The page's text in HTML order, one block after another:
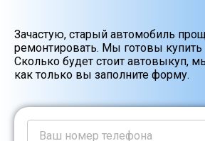
Зачастую, старый автомобиль
ремонтировать. Мы готовы купить
Сколько будет стоит автовыкуп,
как только вы заполните форму.